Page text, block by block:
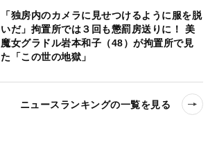
「独房内のカメラに見せつけるように服を脱
いだ」拘置所では３回も懲罰房送りに！ 美
魔女グラドル岩本和子（48）が拘置所で見
た「この世の地獄」
ニュースランキングの一覧を見る